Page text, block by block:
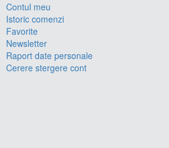
Contul meu
Istoric comenzi
Favorite
Newsletter
Raport date personale
Cerere stergere cont